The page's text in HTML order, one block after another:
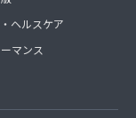
ヘルスケア
マンス